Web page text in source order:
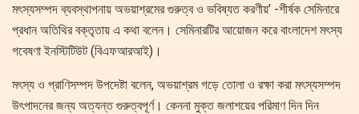
মৎস্যসম্পদ ব্যবস্থাপনায় অভয়াশ্রমের গুরুত্ব ও ভবিষ্যত করণীয়’ -শীর্ষক সেমিনারে
প্রধান অতিথির বক্তৃতায় এ কথা বলেন। সেমিনারটির আয়োজন করে বাংলাদেশ মৎস্য
গবেষণা ইনস্টিটিউট (বিএফআরআই)।
মৎস্য ও প্রাণিসম্পদ উপদেষ্টা বলেন, অভয়াশ্রম গড়ে তোলা ও রক্ষা করা মৎস্যসম্পদ
উৎপাদনের জন্য অত্যন্ত গুরুত্বপূর্ণ। কেননা মুক্ত জলাশয়ের পরিমাণ দিন দিন